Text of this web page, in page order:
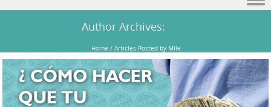
Author Archives:
Home / Articles Posted by Mile